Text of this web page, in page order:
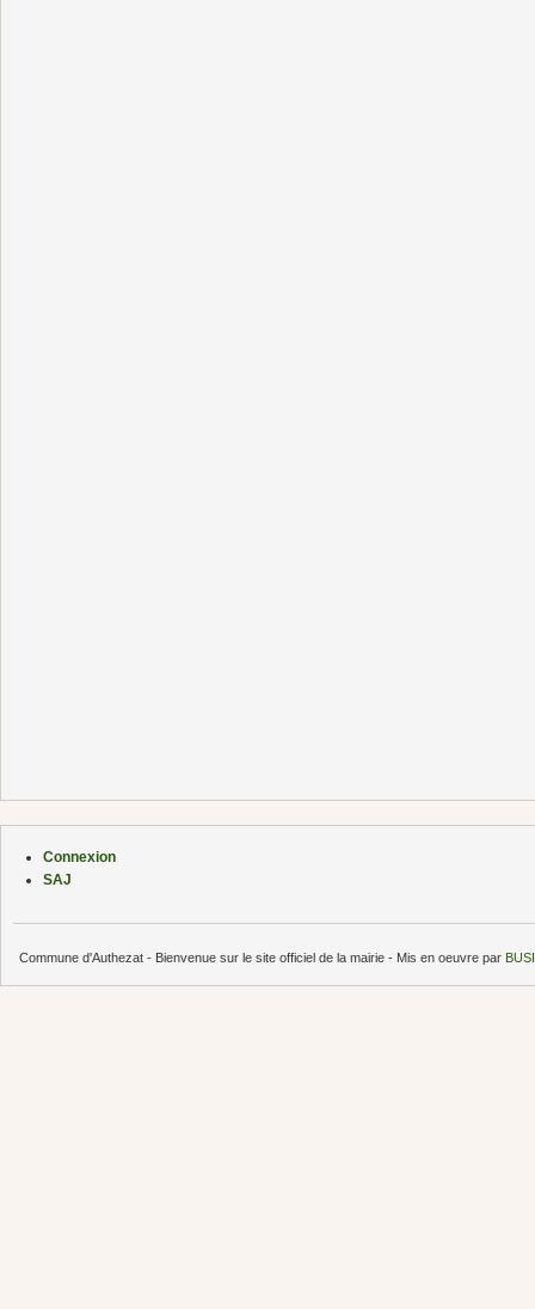
Connexion
SAJ
Commune d'Authezat - Bienvenue sur le site officiel de la mairie - Mis en oeuvre par